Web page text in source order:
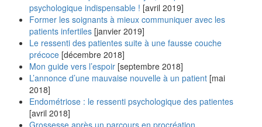
psychologique indispensable ! [avril 2019]
Former les soignants à mieux communiquer avec les
patients infertiles [janvier 2019]
Le ressenti des patientes suite à une fausse couche
précoce [décembre 2018]
Mon guide vers l’espoir [septembre 2018]
L’annonce d’une mauvaise nouvelle à un patient [mai
2018]
Endométriose : le ressenti psychologique des patientes
[avril 2018]
Grossesse après un parcours en procréation